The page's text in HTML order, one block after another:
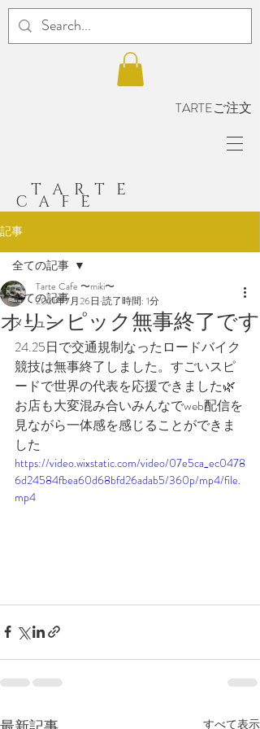
TARTEご注文
TARTE
CAFE
記事
全ての記事
メニュー
全ての記事
オリンピック無事終了です
Tarte Cafe 〜miki〜
2021年7月26日 読了時間: 1分
24.25日で交通規制なったロードバイク
競技は無事終了しました。すごいスピ
ードで世界の代表を応援できました🌿
お店も大変混み合いみんなでweb配信を
見ながら一体感を感じることができま
した
https://video.wixstatic.com/video/07e5ca_ec0478
6d24584fbea60d68bfd26adab5/360p/mp4/file.
mp4
すべて表示